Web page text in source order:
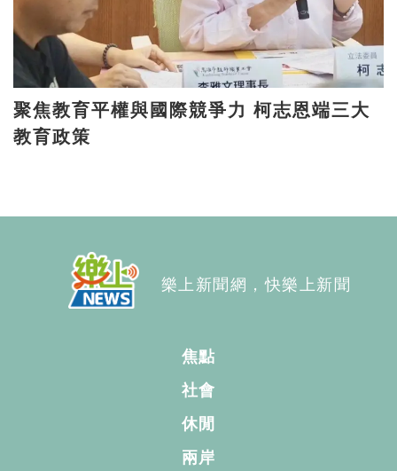
聚焦教育平權與國際競爭力 柯志恩端三大
教育政策
樂上新聞網，快樂上新聞
焦點
社會
休閒
兩岸